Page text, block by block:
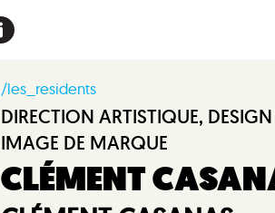
/les_residents
DIRECTION ARTISTIQUE,
IMAGE DE MARQUE
CLÉMENT